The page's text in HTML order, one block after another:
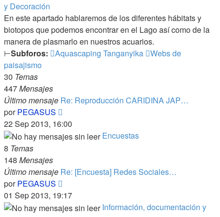
y Decoración
En este apartado hablaremos de los diferentes hábitats y
biotopos que podemos encontrar en el Lago así como de la
manera de plasmarlo en nuestros acuarios.
⊢Subforos: Aquascaping Tanganyika
Webs de
paisajismo
30 Temas
447Mensajes
Último mensaje Re: Reproducción CARIDINA JAP…
porPEGASUS
último
mensaje
22 Sep 2013, 16:00
Encuestas
8 Temas
148 Mensajes
Último mensaje Re: [Encuesta] Redes Sociales…
porPEGASUS
último
mensaje
01 Sep 2013, 19:17
Información, documentación y